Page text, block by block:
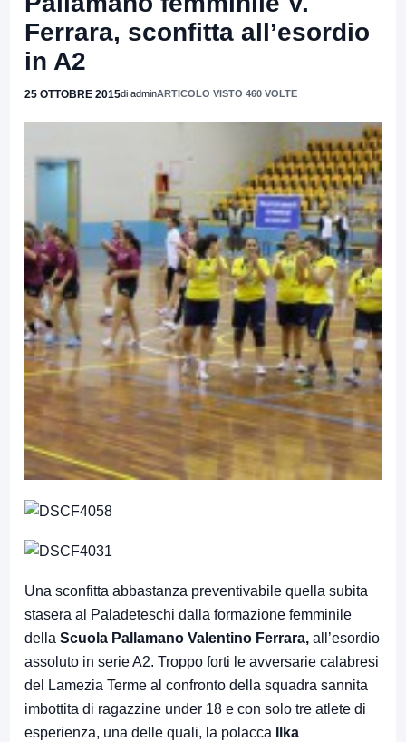
Ferrara, sconfitta all’esordio
in A2
25 OTTOBRE 2015di adminARTICOLO VISTO 460 VOLTE
Una sconfitta abbastanza preventivabile quella subita
stasera al Paladeteschi dalla formazione femminile
della Scuola Pallamano Valentino Ferrara, all’esordio
assoluto in serie A2. Troppo forti le avversarie calabresi
del Lamezia Terme al confronto della squadra sannita
imbottita di ragazzine under 18 e con solo tre atlete di
esperienza, una delle quali, la polacca
Ilka